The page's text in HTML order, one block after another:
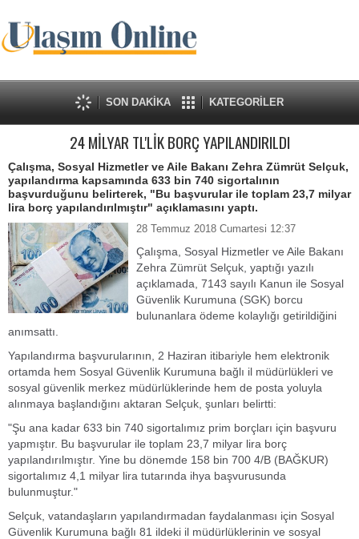
SON DAKİKA KATEGORİLER
24 MİLYAR TL'LİK BORÇ YAPILANDIRILDI
Çalışma, Sosyal Hizmetler ve Aile Bakanı Zehra Zümrüt Selçuk,
yapılandırma kapsamında 633 bin 740 sigortalının
başvurduğunu belirterek, "Bu başvurular ile toplam 23,7 milyar
lira borç yapılandırılmıştır" açıklamasını yaptı.
28 Temmuz 2018 Cumartesi 12:37
Çalışma, Sosyal Hizmetler ve Aile Bakanı
Zehra Zümrüt Selçuk, yaptığı yazılı
açıklamada, 7143 sayılı Kanun ile Sosyal
Güvenlik Kurumuna (SGK) borcu
bulunanlara ödeme kolaylığı getirildiğini
anımsattı.
Yapılandırma başvurularının, 2 Haziran itibariyle hem elektronik
ortamda hem Sosyal Güvenlik Kurumuna bağlı il müdürlükleri ve
sosyal güvenlik merkez müdürlüklerinde hem de posta yoluyla
alınmaya başlandığını aktaran Selçuk, şunları belirtti:
"Şu ana kadar 633 bin 740 sigortalımız prim borçları için başvuru
yapmıştır. Bu başvurular ile toplam 23,7 milyar lira borç
yapılandırılmıştır. Yine bu dönemde 158 bin 700 4/B (BAĞKUR)
sigortalımız 4,1 milyar lira tutarında ihya başvurusunda
bulunmuştur."
Selçuk, vatandaşların yapılandırmadan faydalanması için Sosyal
Güvenlik Kurumuna bağlı 81 ildeki il müdürlüklerinin ve sosyal